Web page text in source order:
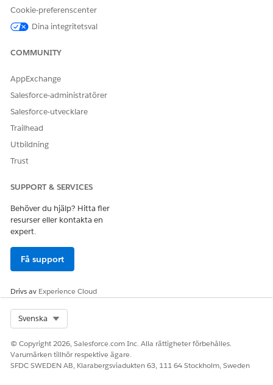
webbplatsanvändare.
Uppdatera Experience Cloud-startsidan med
Uppdatera postdetaljsidan för Experience Cloud-
Visa åtgärdsplanlistor på postdetaljsidor i Experience
Cloud-webbplatser.
LÖSTE DENNA ARTIKEL DITT PROBLEM?
Berätta för oss vad vi kan förbättra!
Cookie-preferenscenter
Dina integritetsval
COMMUNITY
AppExchange
Salesforce-administratörer
Salesforce-utvecklare
Trailhead
Utbildning
Trust
SUPPORT & SERVICES
Behöver du hjälp? Hitta fler
resurser eller kontakta en
expert.
Få support
Drivs av Experience Cloud
Svenska
© Copyright 2026, Salesforce.com Inc. Alla rättigheter förbehålles.
Varumärken tillhör respektive ägare.
SFDC SWEDEN AB, Klarabergsviadukten 63, 111 64 Stockholm, Sweden